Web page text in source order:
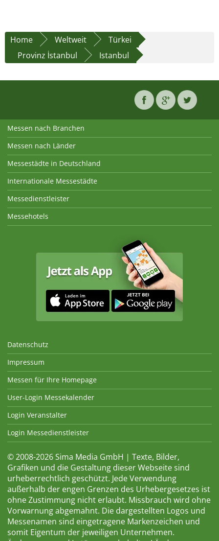
Home Weltweit
Türkei
Provinz İstanbul
Istanbul
Messen nach Branchen
Messen nach Länder
Messestädte in Deutschland
Internationale Messestädte
Messedienstleister
Messehotels
Datenschutz
Impressum
Messen für Ihre Homepage
User-Login Messekalender
Login Veranstalter
Login Messedienstleister
© 2008-2026 Sima Media GmbH | Texte, Bilder,
Grafiken und die Gestaltung dieser Webseite sind
urheberrechtlich geschützt. Jede Verwendung
außerhalb der engen Grenzen des Urhebergesetzes ist
ohne Zustimmung nicht erlaubt. Missbrauch wird ohne
Vorwarnung abgemahnt. Die dargestellten Logos und
Messenamen sind eingetragene Markenzeichen und
somit Eigentum der jeweiligen Unternehmen.